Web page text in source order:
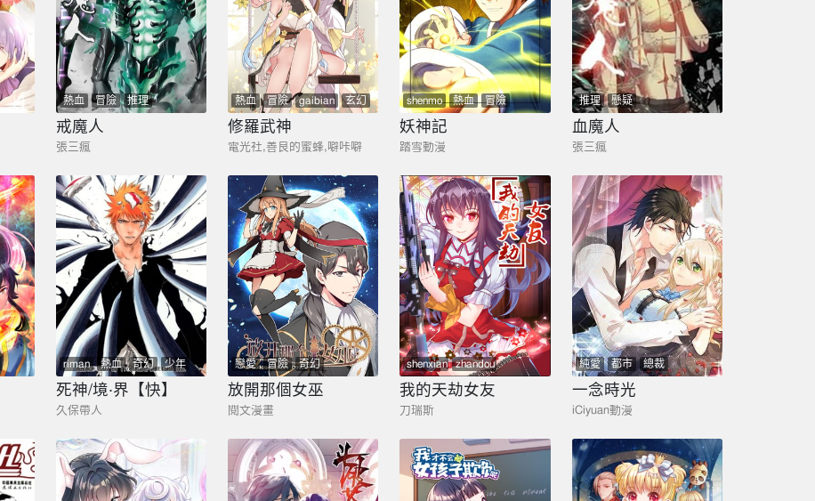
熱血 冒險 推理
戒魔人
張三瘋
熱血 冒險 gaibian 玄幻
修羅武神
電光社,善良的蜜蜂,噼咔噼
shenmo 熱血 冒險
妖神記
踏雪動漫
推理 懸疑
血魔人
張三瘋
riman 熱血 奇幻 少年
死神/境·界【快】
久保帶人
戀愛 冒險 奇幻
放開那個女巫
閱文漫畫
shenxian zhandou
我的天劫女友
刀瑞斯
純愛 都市 總裁
一念時光
iCiyuan動漫